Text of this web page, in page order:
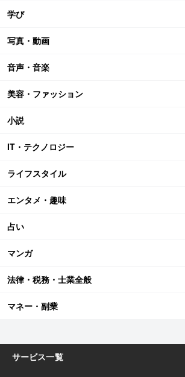
学び
写真・動画
音声・音楽
美容・ファッション
小説
IT・テクノロジー
ライフスタイル
エンタメ・趣味
占い
マンガ
法律・税務・士業全般
マネー・副業